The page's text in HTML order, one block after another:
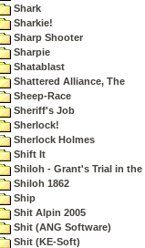
Shark
Sharkie!
Sharp Shooter
Sharpie
Shatablast
Shattered Alliance, The
Sheep-Race
Sheriff's Job
Sherlock!
Sherlock Holmes
Shift It
Shiloh - Grant's Trial in the
Shiloh 1862
Ship
Shit Alpin 2005
Shit (ANG Software)
Shit (KE-Soft)